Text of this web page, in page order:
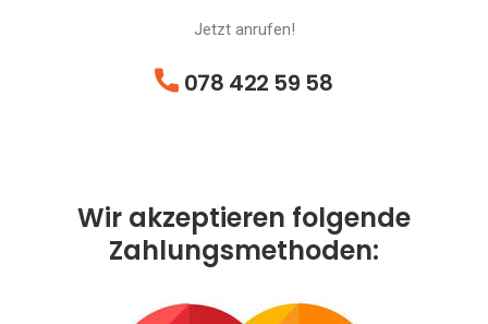
Jetzt anrufen!
078 422 59 58
Wir akzeptieren folgende
Zahlungsmethoden: